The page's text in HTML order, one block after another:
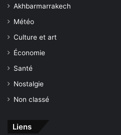
Akhbarmarrakech
Météo
Culture et art
Économie
Santé
Nostalgie
Non classé
Liens